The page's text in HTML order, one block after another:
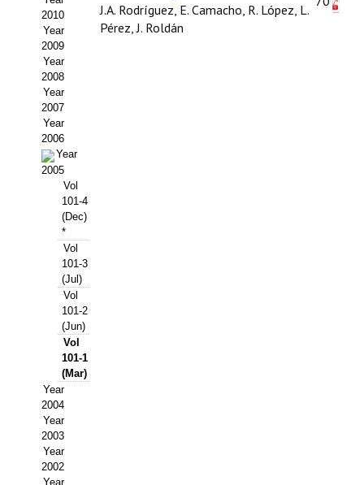
Buscador de Artículos
JORNADAS AIDA
Presentación Jornadas
Comunicaciones
Jornadas PAM 2026
Premio Jóvenes Investigadores
Buscador de Comunicaciones
Buscador de Comunicaciones
CONTACTO
BUSCADOR
2010
Year
2009
Year
2008
Year
2007
Year
2006
Year
2005
Vol
101-4
(Dec)
*
Vol
101-3
(Jul)
Vol
101-2
(Jun)
Vol
101-1
(Mar)
Year
2004
Year
2003
Year
2002
Year
J.A. Rodríguez, E. Camacho, R. López, L.
Pérez, J. Roldán